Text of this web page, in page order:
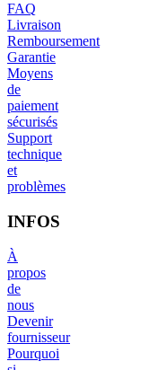
FAQ
Livraison
Remboursement
Garantie
Moyens
de
paiement
sécurisés
Support
technique
et
problèmes
INFOS
À
propos
de
nous
Devenir
fournisseur
Pourquoi